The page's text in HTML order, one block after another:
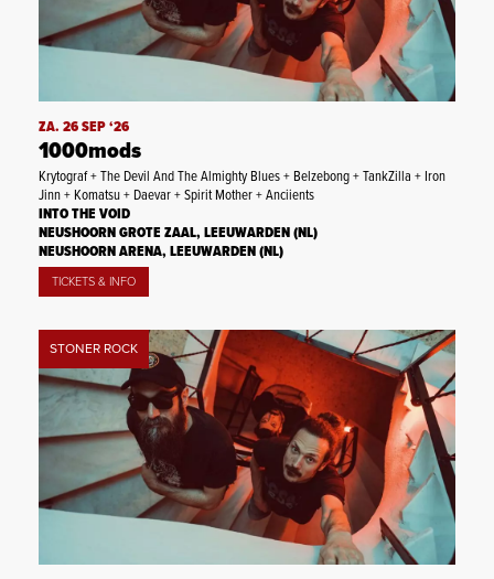
ZA. 26 SEP ‘26
1000mods
Krytograf + The Devil And The Almighty Blues + Belzebong + TankZilla + Iron
Jinn + Komatsu + Daevar + Spirit Mother + Anciients
INTO THE VOID
NEUSHOORN GROTE ZAAL, LEEUWARDEN (NL)
NEUSHOORN ARENA, LEEUWARDEN (NL)
TICKETS & INFO
STONER ROCK